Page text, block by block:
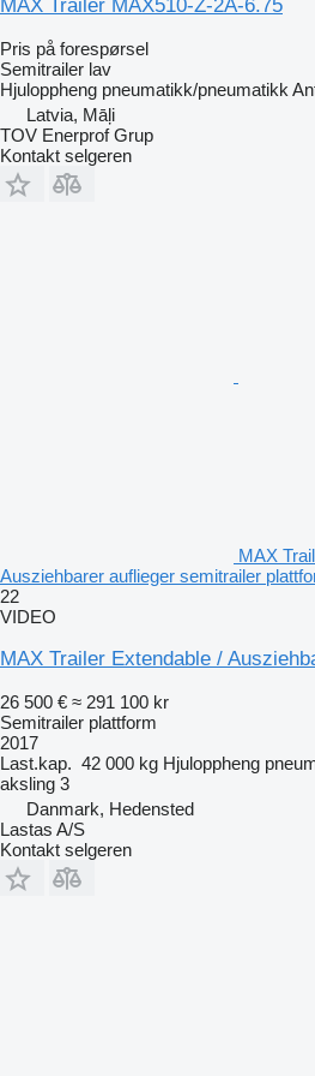
MAX Trailer MAX510-Z-2A-6.75
Pris på forespørsel
Semitrailer lav
Hjuloppheng pneumatikk/pneumatikk
Latvia, Māļi
TOV Enerprof Grup
Kontakt selgeren
MAX
Ausziehbarer auflieger semitrailer
22
VIDEO
MAX Trailer Extendable /
26 500 € ≈ 291 100 kr
Semitrailer plattform
2017
Last.kap. 42 000 kg Hjuloppheng
aksling 3
Danmark, Hedensted
Lastas A/S
Kontakt selgeren